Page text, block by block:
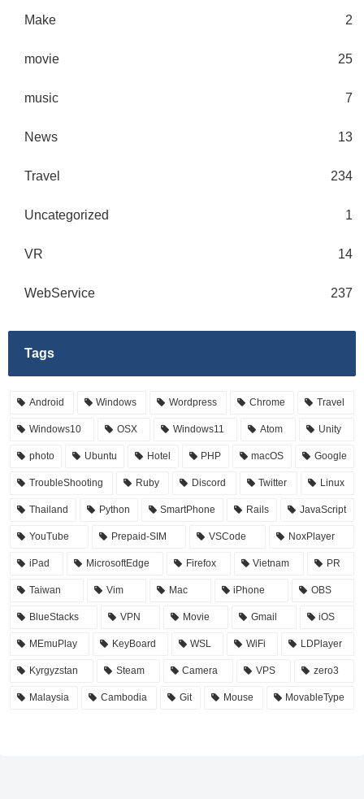
Make 2
movie 25
music 7
News 13
Travel 234
Uncategorized 1
VR 14
WebService 237
Tags
Android Windows Wordpress Chrome Travel
Windows10 OSX Windows11 Atom Unity
photo Ubuntu Hotel PHP macOS Google
TroubleShooting Ruby Discord Twitter Linux
Thailand Python SmartPhone Rails JavaScript
YouTube Prepaid-SIM VSCode NoxPlayer
iPad MicrosoftEdge Firefox Vietnam PR
Taiwan Vim Mac iPhone OBS
BlueStacks VPN Movie Gmail iOS
MEmuPlay KeyBoard WSL WiFi LDPlayer
Kyrgyzstan Steam Camera VPS zero3
Malaysia Cambodia Git Mouse MovableType